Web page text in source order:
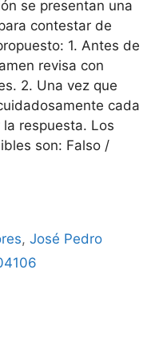
se presentan una
contestar de
1. Antes de
revisa con
2. Una vez que
cada
respuesta. Los
son: Falso /
,José Pedro